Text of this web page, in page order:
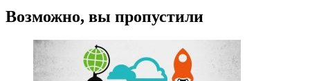
Возможно, вы пропустили